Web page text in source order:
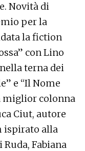
Novità di
per la
la fiction
con Lino
terna dei
e “Il Nome
miglior colonna
Ciut, autore
ispirato alla
Fabiana